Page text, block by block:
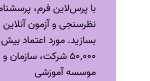
با پرس‌لاین فرم،
نظرسنجی و آزمون‌ آنلاین
بسازید. مورد اعتماد بیش
۵۰٬۰۰۰ شرکت، سازمان و
موسسه آموزشی